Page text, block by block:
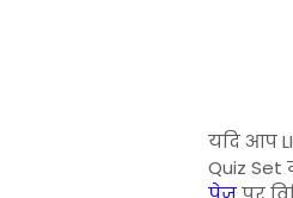
यदि आप
Quiz Set